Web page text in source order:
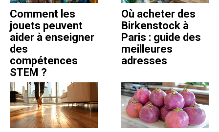
Comment les
jouets peuvent
aider à enseigner
des
compétences
STEM ?
Où acheter des
Birkenstock à
Paris : guide des
meilleures
adresses